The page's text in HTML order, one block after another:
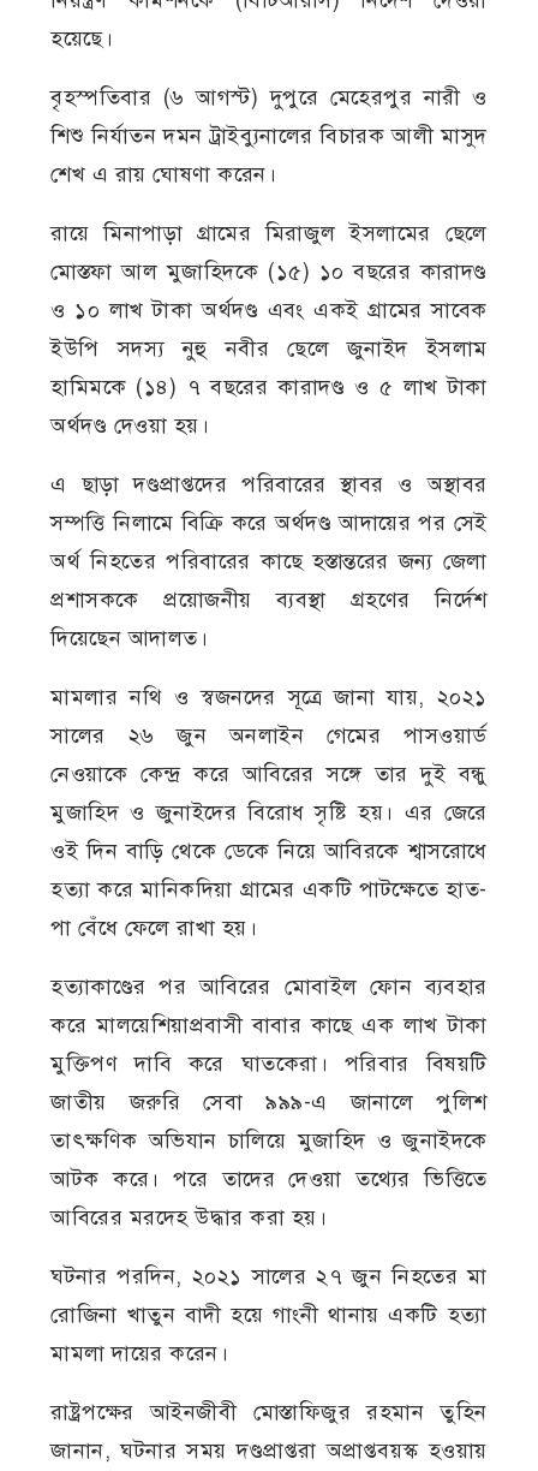
হয়েছে।
বৃহস্পতিবার (৬ আগস্ট) দুপুরে মেহেরপুর নারী ও
শিশু নির্যাতন দমন ট্রাইব্যুনালের বিচারক আলী মাসুদ
শেখ এ রায় ঘোষণা করেন।
রায়ে মিনাপাড়া গ্রামের মিরাজুল ইসলামের ছেলে
মোস্তফা আল মুজাহিদকে (১৫) ১০ বছরের কারাদণ্ড
ও ১০ লাখ টাকা অর্থদণ্ড এবং একই গ্রামের সাবেক
ইউপি সদস্য নুহু নবীর ছেলে জুনাইদ ইসলাম
হামিমকে (১৪) ৭ বছরের কারাদণ্ড ও ৫ লাখ টাকা
অর্থদণ্ড দেওয়া হয়।
এ ছাড়া দণ্ডপ্রাপ্তদের পরিবারের স্থাবর ও অস্থাবর
সম্পত্তি নিলামে বিক্রি করে অর্থদণ্ড আদায়ের পর সেই
অর্থ নিহতের পরিবারের কাছে হস্তান্তরের জন্য জেলা
প্রশাসককে প্রয়োজনীয় ব্যবস্থা গ্রহণের নির্দেশ
দিয়েছেন আদালত।
মামলার নথি ও স্বজনদের সূত্রে জানা যায়, ২০২১
সালের ২৬ জুন অনলাইন গেমের পাসওয়ার্ড
নেওয়াকে কেন্দ্র করে আবিরের সঙ্গে তার দুই বন্ধু
মুজাহিদ ও জুনাইদের বিরোধ সৃষ্টি হয়। এর জেরে
ওই দিন বাড়ি থেকে ডেকে নিয়ে আবিরকে শ্বাসরোধে
হত্যা করে মানিকদিয়া গ্রামের একটি পাটক্ষেতে হাত-
পা বেঁধে ফেলে রাখা হয়।
হত্যাকাণ্ডের পর আবিরের মোবাইল ফোন ব্যবহার
করে মালয়েশিয়াপ্রবাসী বাবার কাছে এক লাখ টাকা
মুক্তিপণ দাবি করে ঘাতকেরা। পরিবার বিষয়টি
জাতীয় জরুরি সেবা ৯৯৯-এ জানালে পুলিশ
তাৎক্ষণিক অভিযান চালিয়ে মুজাহিদ ও জুনাইদকে
আটক করে। পরে তাদের দেওয়া তথ্যের ভিত্তিতে
আবিরের মরদেহ উদ্ধার করা হয়।
ঘটনার পরদিন, ২০২১ সালের ২৭ জুন নিহতের মা
রোজিনা খাতুন বাদী হয়ে গাংনী থানায় একটি হত্যা
মামলা দায়ের করেন।
রাষ্ট্রপক্ষের আইনজীবী মোস্তাফিজুর রহমান তুহিন
জানান, ঘটনার সময় দণ্ডপ্রাপ্তরা অপ্রাপ্তবয়স্ক হওয়ায়